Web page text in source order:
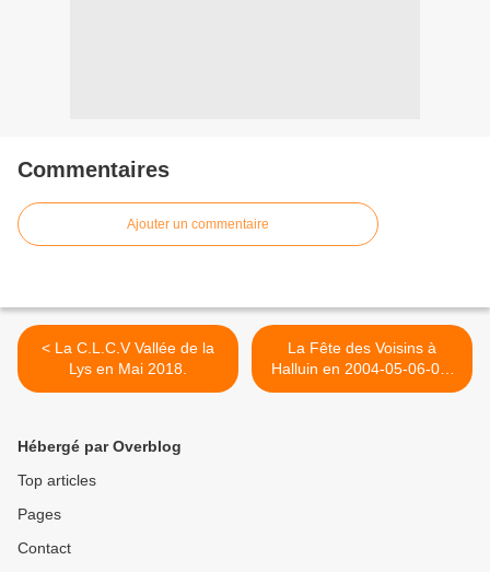
Commentaires
Ajouter un commentaire
< La C.L.C.V Vallée de la
Lys en Mai 2018.
La Fête des Voisins à
Halluin en 2004-05-06-08-
09 et 2018. >
Hébergé par Overblog
Top articles
Pages
Contact